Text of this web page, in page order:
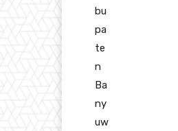
bu
pa
te
n
Ba
ny
uw